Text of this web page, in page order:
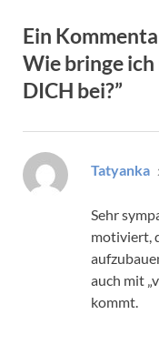
Ein
Wie bringe ich
DICH bei?”
Tatyanka
Sehr
motiviert,
auch mit
kommt.